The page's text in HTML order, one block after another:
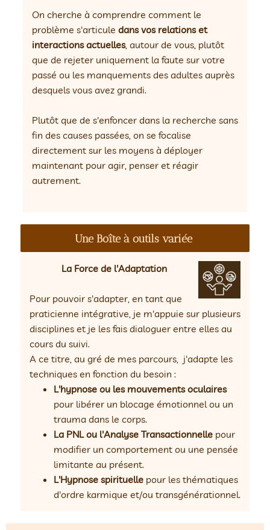
On cherche à comprendre comment le
problème s'articule dans vos relations et
interactions actuelles, autour de vous, plutôt
que de rejeter uniquement la faute sur votre
passé ou les manquements des adultes auprès
desquels vous avez grandi.
Plutôt que de s'enfoncer dans la recherche sans
fin des causes passées, on se focalise
directement sur les moyens à déployer
maintenant pour agir, penser et réagir
autrement.
Une Boîte à outils variée
La Force de l'Adaptation
Pour pouvoir s'adapter, en tant que
praticienne intégrative, je m'appuie sur plusieurs
disciplines et je les fais dialoguer entre elles au
cours du suivi.
A ce titre, au gré de mes parcours, j'adapte les
techniques en fonction du besoin :
L'hypnose ou les mouvements oculaires
pour libérer un blocage émotionnel ou un
trauma dans le corps.
La PNL ou l'Analyse Transactionnelle pour
modifier un comportement ou une pensée
limitante au présent.
L'Hypnose spirituelle pour les thématiques
d'ordre karmique et/ou transgénérationnel.